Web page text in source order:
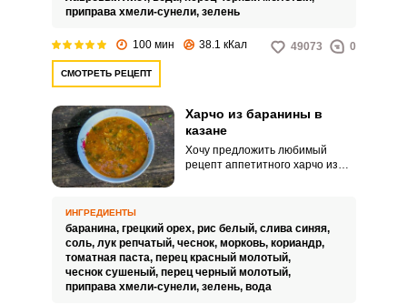
приправа хмели-сунели, зелень
100 мин 38.1 кКал 49073 0
СМОТРЕТЬ РЕЦЕПТ
Харчо из баранины в
казане
Хочу предложить любимый
рецепт аппетитного харчо из
ИНГРЕДИЕНТЫ
баранина, грецкий орех, рис белый, слива синяя,
соль, лук репчатый, чеснок, морковь, кориандр,
томатная паста, перец красный молотый,
чеснок сушеный, перец черный молотый,
приправа хмели-сунели, зелень, вода